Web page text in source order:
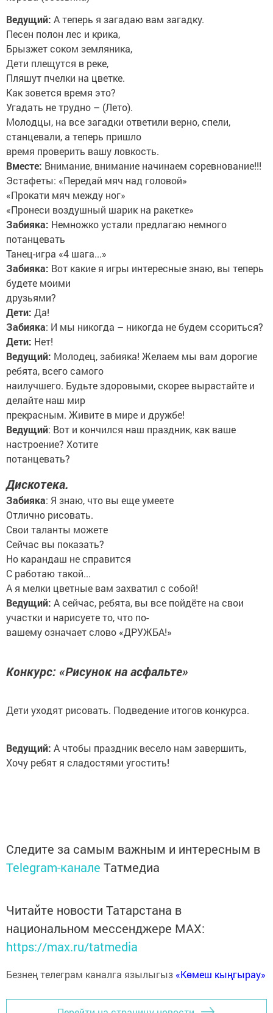
Ведущий: А теперь я загадаю вам загадку.
Песен полон лес и крика,
Брызжет соком земляника,
Дети плещутся в реке,
Пляшут пчелки на цветке.
Как зовется время это?
Угадать не трудно – (Лето).
Молодцы, на все загадки ответили верно, спели,
станцевали, а теперь пришло
время проверить вашу ловкость.
Вместе: Внимание, внимание начинаем соревнование!!!
Эстафеты: «Передай мяч над головой»
«Прокати мяч между ног»
«Пронеси воздушный шарик на ракетке»
Забияка: Немножко устали предлагаю немного
потанцевать
Танец-игра «4 шага...»
Забияка: Вот какие я игры интересные знаю, вы теперь
будете моими
друзьями?
Дети: Да!
Забияка: И мы никогда – никогда не будем ссориться?
Дети: Нет!
Ведущий: Молодец, забияка! Желаем мы вам дорогие
ребята, всего самого
наилучшего. Будьте здоровыми, скорее вырастайте и
делайте наш мир
прекрасным. Живите в мире и дружбе!
Ведущий: Вот и кончился наш праздник, как ваше
настроение? Хотите
потанцевать?
Дискотека.
Забияка: Я знаю, что вы еще умеете
Отлично рисовать.
Свои таланты можете
Сейчас вы показать?
Но карандаш не справится
С работаю такой...
А я мелки цветные вам захватил с собой!
Ведущий: А сейчас, ребята, вы все пойдёте на свои
участки и нарисуете то, что по-
вашему означает слово «ДРУЖБА!»
Конкурс: «Рисунок на асфальте»
Дети уходят рисовать. Подведение итогов конкурса.
Ведущий: А чтобы праздник весело нам завершить,
Хочу ребят я сладостями угостить!
Следите за самым важным и интересным в
Telegram-канале Татмедиа
Читайте новости Татарстана в
национальном мессенджере MАХ:
https://max.ru/tatmedia
Безнең телеграм каналга язылыгыз «Көмеш кыңгырау»